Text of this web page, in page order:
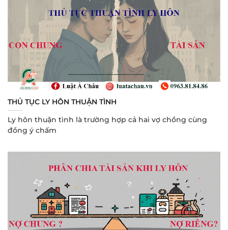
THỦ TỤC LY HÔN THUẬN TÌNH
Ly hôn thuận tình là trường hợp cả hai vợ chồng cùng
đồng ý chấm